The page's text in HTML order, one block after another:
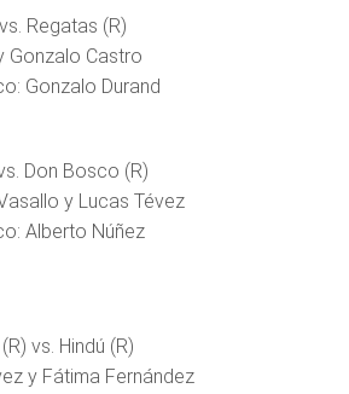
Regatas (R)
Gonzalo Castro
Gonzalo Durand
Don Bosco (R)
y Lucas Tévez
Alberto Núñez
vs. Hindú (R)
y Fátima Fernández